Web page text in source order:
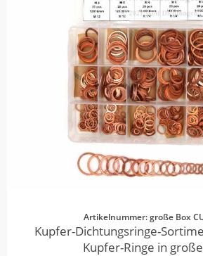
Artikelnummer: große Box
Kupfer-Dichtungsringe-
Kupfer-Ringe in